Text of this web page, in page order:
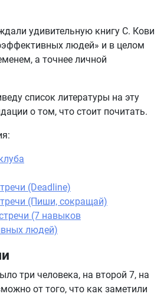
удивительную книгу С. Кови
людей» и в целом
а точнее личной
список литературы на эту
о том, что стоит почитать.
(Deadline)
(Пиши, сокращай)
(7 навыков
людей)
три человека, на второй 7, на
от того, что как заметили